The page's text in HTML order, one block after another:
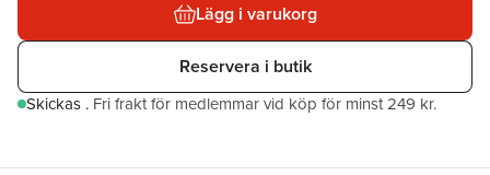
Lägg i varukorg
Reservera i butik
Skickas . Fri frakt för medlemmar vid köp för minst 249 kr.